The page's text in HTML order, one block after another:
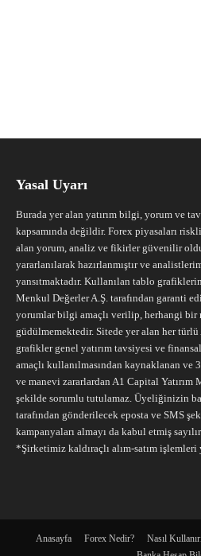
Yasal Uyarı
Burada yer alan yatırım bilgi, yorum ve
kapsamında değildir. Forex piyasaları
alan yorum, analiz ve fikirler güvenilir
yararlanılarak hazırlanmıştır ve
yansıtmaktadır. Kullanılan tablo
Menkul Değerler A.Ş. tarafından garanti
yorumlar bilgi amaçlı verilip, herhangi bir
güdülmemektedir. Sitede yer alan her
grafikler genel yatırım tavsiyesi ve
amaçlı kullanılmasından kaynaklanan ve
ve manevi zararlardan A1 Capital Yatırım
şekilde sorumlu tutulamaz. Üyeliğinizin
tarafından gönderilecek eposta ve SMS
kampanyaları almayı da kabul etmiş
*Şirketimiz kaldıraçlı alım-satım
Anasayfa Forex Nedir? Nasıl